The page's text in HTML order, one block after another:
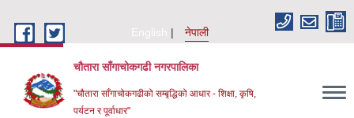
English
नेपाली
चौतारा साँगाचोकगढी नगरपालिका
"चौतारा साँगाचोकगढीको सम्बृद्धिको आधार - शिक्षा, कृषि,
पर्यटन र पूर्वाधार"